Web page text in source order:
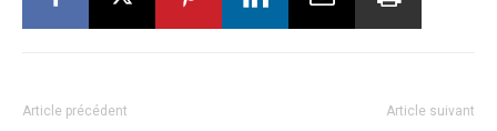
Article précédent Article suivant